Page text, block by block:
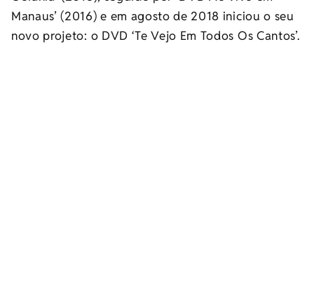
Manaus’ (2016) e em agosto de 2018 iniciou o seu
novo projeto: o DVD ‘Te Vejo Em Todos Os Cantos’.